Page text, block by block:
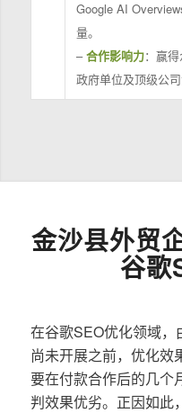
Google AI
量。
–合作影响力：赢
政府单位及顶级公司
金沙县外贸
谷歌
在谷歌SEO优化领域
尚未开展之前，优化效
要在付款合作后的几个
判效果优劣。正因如此